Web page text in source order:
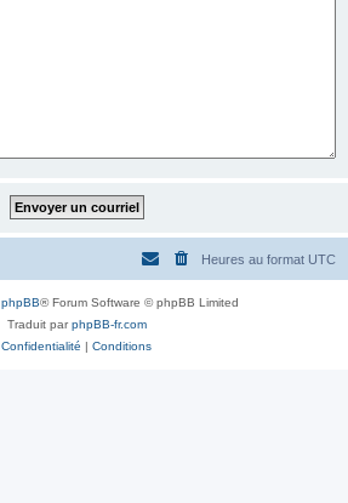
Heures au format UTC
phpBB® Forum Software © phpBB Limited
Traduit parphpBB-fr.com
Confidentialité | Conditions